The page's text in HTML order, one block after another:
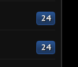
24
24